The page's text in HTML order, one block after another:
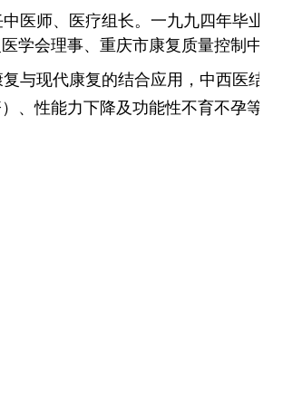
医师、医疗组长。一九九四年毕业
学会理事、重庆市康复质量控制中
与现代康复的结合应用，中西医结
）、性能力下降及功能性不育不孕等